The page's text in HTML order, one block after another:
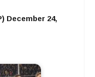
December 24,